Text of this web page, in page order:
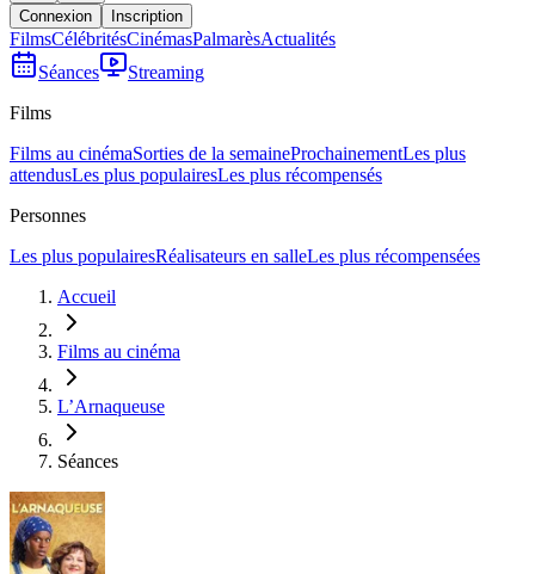
Connexion Inscription
FilmsCélébritésCinémasPalmarèsActualités
Séances
Streaming
Films
Films au cinémaSorties de la semaineProchainementLes plus
attendusLes plus populairesLes plus récompensés
Personnes
Les plus populairesRéalisateurs en salleLes plus récompensées
Accueil
Films au cinéma
L’Arnaqueuse
Séances